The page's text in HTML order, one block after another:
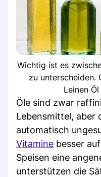
Wichtig ist es
zu unterscheiden.
Leinen
Öle sind zwar
Lebensmittel, aber
automatisch
Vitamine besser
Speisen eine
unterstützen die